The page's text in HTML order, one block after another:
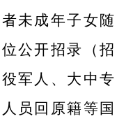
未成年子女随
公开招录（招
军人、大中专
员回原籍等国